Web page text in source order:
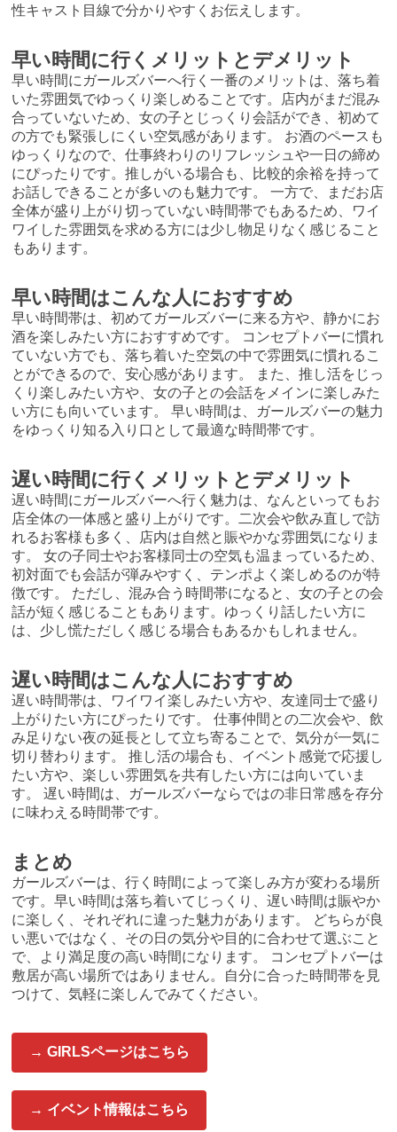
性キャスト目線で分かりやすくお伝えします。
早い時間に行くメリットとデメリット
早い時間にガールズバーへ行く一番のメリットは、落ち着
いた雰囲気でゆっくり楽しめることです。店内がまだ混み
合っていないため、女の子とじっくり会話ができ、初めて
の方でも緊張しにくい空気感があります。 お酒のペースも
ゆっくりなので、仕事終わりのリフレッシュや一日の締め
にぴったりです。推しがいる場合も、比較的余裕を持って
お話しできることが多いのも魅力です。 一方で、まだお店
全体が盛り上がり切っていない時間帯でもあるため、ワイ
ワイした雰囲気を求める方には少し物足りなく感じること
もあります。
早い時間はこんな人におすすめ
早い時間帯は、初めてガールズバーに来る方や、静かにお
酒を楽しみたい方におすすめです。 コンセプトバーに慣れ
ていない方でも、落ち着いた空気の中で雰囲気に慣れるこ
とができるので、安心感があります。 また、推し活をじっ
くり楽しみたい方や、女の子との会話をメインに楽しみた
い方にも向いています。 早い時間は、ガールズバーの魅力
をゆっくり知る入り口として最適な時間帯です。
遅い時間に行くメリットとデメリット
遅い時間にガールズバーへ行く魅力は、なんといってもお
店全体の一体感と盛り上がりです。二次会や飲み直しで訪
れるお客様も多く、店内は自然と賑やかな雰囲気になりま
す。 女の子同士やお客様同士の空気も温まっているため、
初対面でも会話が弾みやすく、テンポよく楽しめるのが特
徴です。 ただし、混み合う時間帯になると、女の子との会
話が短く感じることもあります。ゆっくり話したい方に
は、少し慌ただしく感じる場合もあるかもしれません。
遅い時間はこんな人におすすめ
遅い時間帯は、ワイワイ楽しみたい方や、友達同士で盛り
上がりたい方にぴったりです。 仕事仲間との二次会や、飲
み足りない夜の延長として立ち寄ることで、気分が一気に
切り替わります。 推し活の場合も、イベント感覚で応援し
たい方や、楽しい雰囲気を共有したい方には向いていま
す。 遅い時間は、ガールズバーならではの非日常感を存分
に味わえる時間帯です。
まとめ
ガールズバーは、行く時間によって楽しみ方が変わる場所
です。早い時間は落ち着いてじっくり、遅い時間は賑やか
に楽しく、それぞれに違った魅力があります。 どちらが良
い悪いではなく、その日の気分や目的に合わせて選ぶこと
で、より満足度の高い時間になります。 コンセプトバーは
敷居が高い場所ではありません。自分に合った時間帯を見
つけて、気軽に楽しんでみてください。
→ GIRLSページはこちら
→ イベント情報はこちら